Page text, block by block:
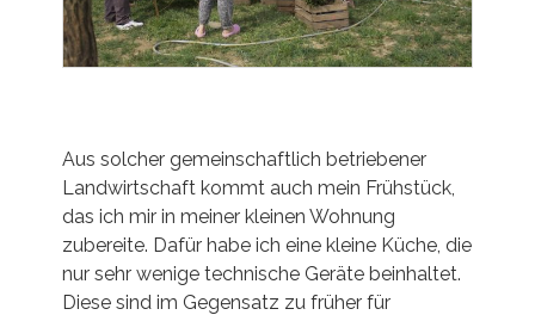
Aus solcher gemeinschaftlich betriebener
Landwirtschaft kommt auch mein Frühstück,
das ich mir in meiner kleinen Wohnung
zubereite. Dafür habe ich eine kleine Küche, die
nur sehr wenige technische Geräte beinhaltet.
Diese sind im Gegensatz zu früher für